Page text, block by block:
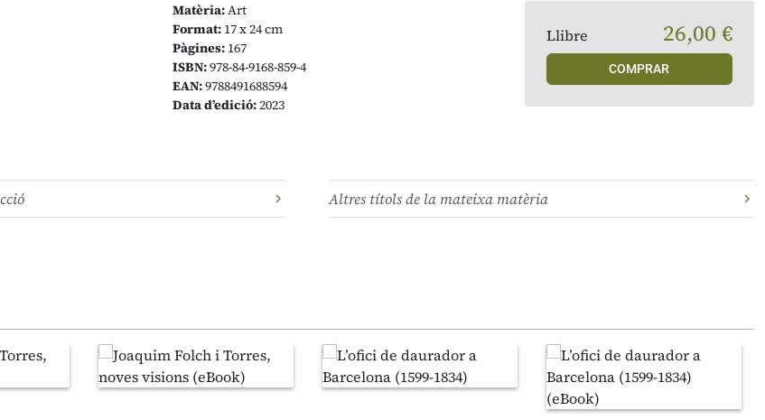
Matèria:Art
Format: 17 x 24 cm
Pàgines: 167
ISBN:978-84-9168-859-4
EAN:9788491688594
Data d’edició:2023
Llibre 26,00 €
COMPRAR
Altres títols de la mateixa matèria